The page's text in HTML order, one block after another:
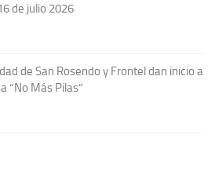
de julio 2026
de San Rosendo y Frontel dan inicio a
“No Más Pilas”